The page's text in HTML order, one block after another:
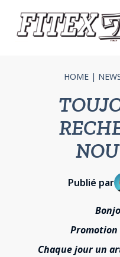
HOME |
Publié par
Chaque jour un